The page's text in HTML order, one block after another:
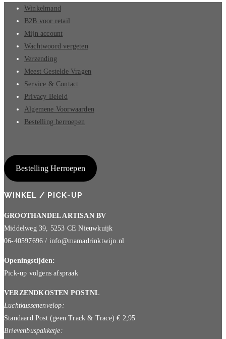
Winkelmand
B2B voor retail
Mijn account
Wachtwoord vergeten
Verzending
Meest Gestelde Vragen
Service & Contact
Privacy Beleid
Algemene Voorwaarden
Bestelling herroepen
Bestelling Herroepen
WINKEL / PICK-UP
GROOTHANDEL ARTISAN BV
Middelweg 39, 5253 CE Nieuwkuijk
06-40597696 / info@mamadrinktwijn.nl
Openingstijden:
Pick-up volgens afspraak
VERZENDKOSTEN POSTNL
Luchtkussenenvelop:
Standaard Post (geen Track & Trace) € 2,95
Brievenbuspakketje: